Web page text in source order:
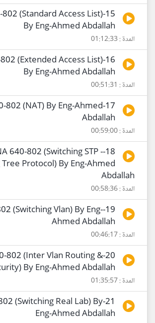
802 (Standard Access List)
By Eng-Ahmed Abdallah
المدة : 01:12:33
802 (Extended Access List)
By Eng-Ahmed Abdallah
المدة : 00:51:31
802 (NAT) By Eng-Ahmed
Abdallah
المدة : 00:59:00
640-802 (Switching STP -
Protocol) By Eng-Ahmed
Abdallah
المدة : 00:58:36
802 (Switching Vlan) By Eng-
Ahmed Abdallah
المدة : 00:46:17
802 (Inter Vlan Routing &
By Eng-Ahmed Abdallah
المدة : 01:35:57
802 (Switching Real Lab) By
Eng-Ahmed Abdallah